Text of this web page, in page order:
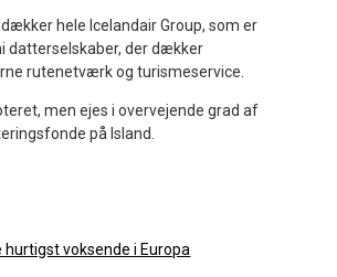
hele Icelandair Group, som er
datterselskaber, der dækker
rutenetværk og turismeservice.
men ejes i overvejende grad af
på Island.
hurtigst voksende i Europa